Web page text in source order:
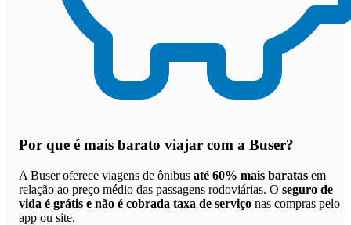
Por que é mais barato viajar com a Buser?
A Buser oferece viagens de ônibus até 60% mais baratas em
relação ao preço médio das passagens rodoviárias. O seguro de
vida é grátis e não é cobrada taxa de serviço nas compras pelo
app ou site.